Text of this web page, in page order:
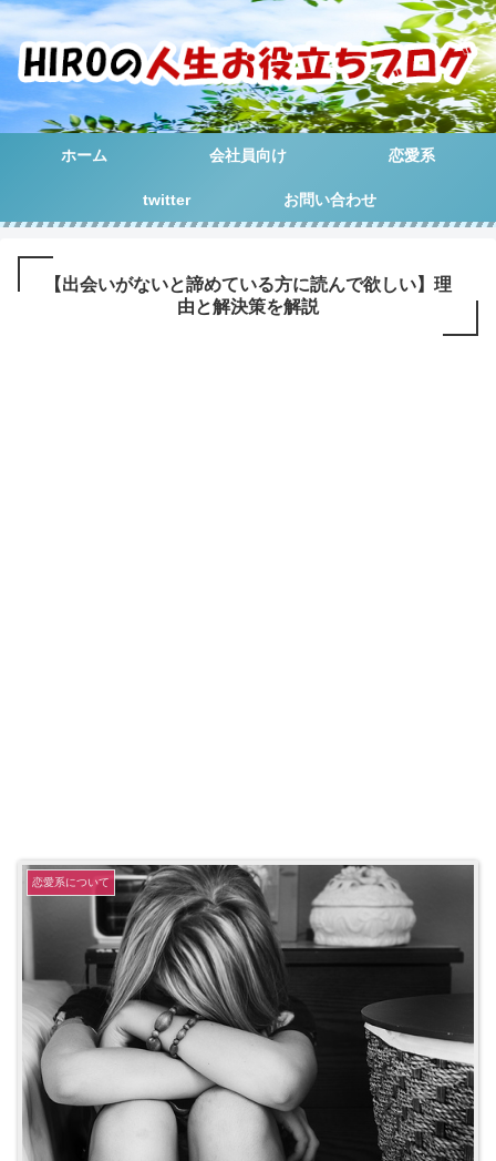
ホーム 会社員向け 恋愛系
twitter お問い合わせ
【出会いがないと諦めている方に読んで欲しい】理
由と解決策を解説
恋愛系について